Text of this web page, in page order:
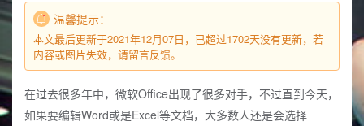
温馨提示：
本文最后更新于2021年12月07日，已超过1702天没有更新，若
内容或图片失效，请留言反馈。
在过去很多年中，微软Office出现了很多对手，不过直到今天，
如果要编辑Word或是Excel等文档，大多数人还是会选择